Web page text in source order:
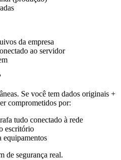
da empresa
ao servidor
Se você tem dados originais +
comprometidos por:
tudo conectado à rede
escritório
equipamentos
de segurança real.